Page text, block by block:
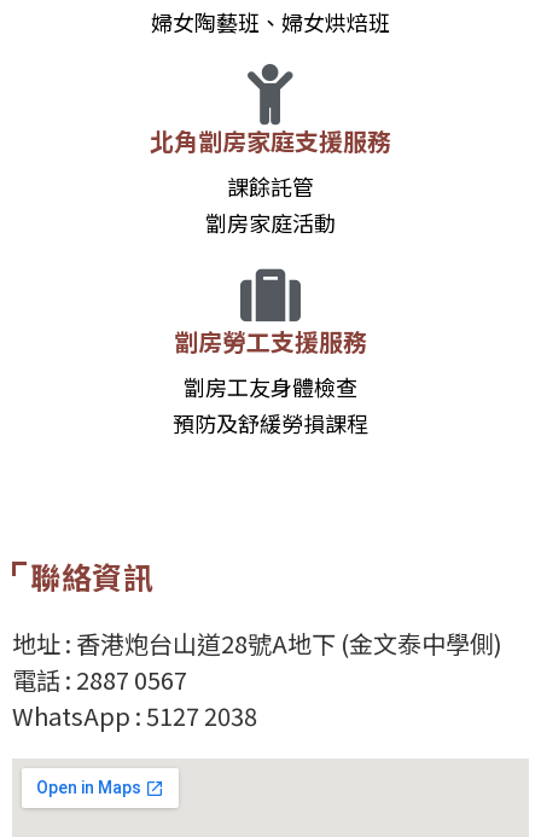
婦女陶藝班、婦女烘焙班
北角劏房家庭支援服務
課餘託管
劏房家庭活動
劏房勞工支援服務
劏房工友身體檢查
預防及舒緩勞損課程
聯絡資訊
地址 : 香港炮台山道28號A地下 (金文泰中學側)
電話 : 2887 0567
WhatsApp :5127 2038